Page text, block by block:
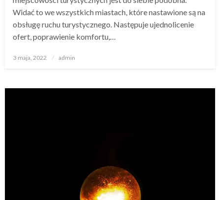
Widać to we wszystkich miastach, które nastawione są na
obsługę ruchu turystycznego. Następuje ujednolicenie
ofert, poprawienie komfortu,…
Opublikowane
3 maja, 2022 admin